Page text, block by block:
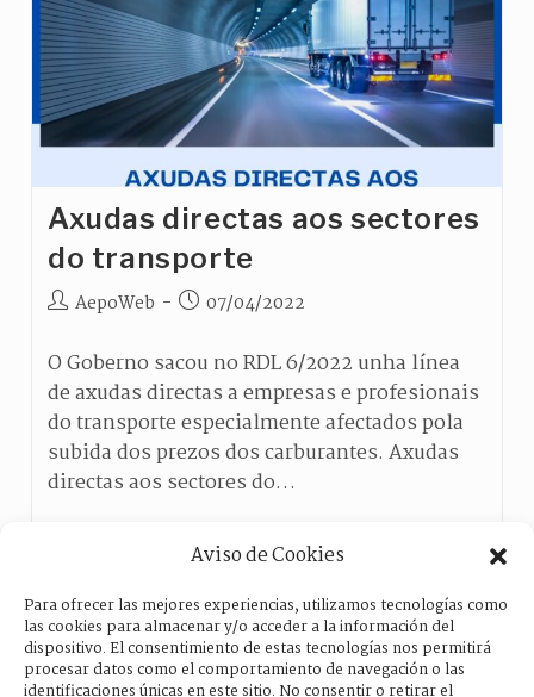
Aviso de Cookies
Para ofrecer las mejores experiencias, utilizamos tecnologías como
las cookies para almacenar y/o acceder a la información del
dispositivo. El consentimiento de estas tecnologías nos permitirá
procesar datos como el comportamiento de navegación o las
identificaciones únicas en este sitio. No consentir o retirar el
Axudas directas aos sectores
do transporte
AepoWeb 07/04/2022
O Goberno sacou no RDL 6/2022 unha línea
de axudas directas a empresas e profesionais
do transporte especialmente afectados pola
subida dos prezos dos carburantes. Axudas
directas aos sectores do…